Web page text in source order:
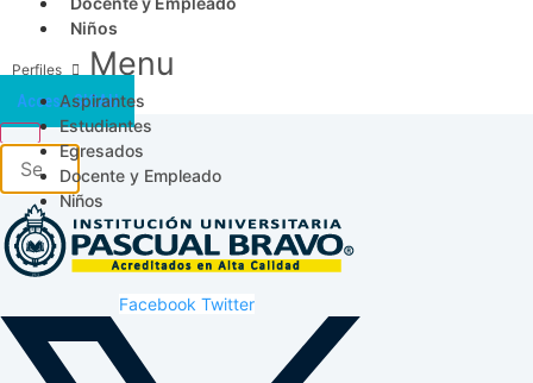
Niños
Menu
Aspirantes
Estudiantes
Egresados
Docente y Empleado
Niños
Acceso SICAU
Facebook Twitter